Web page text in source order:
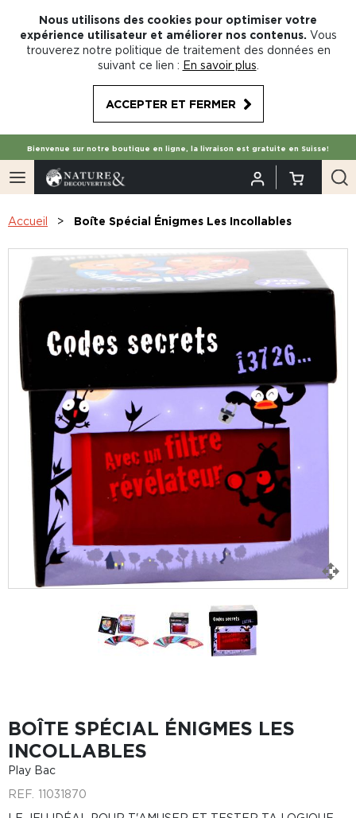
Nous utilisons des cookies pour optimiser votre
expérience utilisateur et améliorer nos contenus. Vous
trouverez notre politique de traitement des données en
suivant ce lien : En savoir plus
ACCEPTER ET FERMER
Bienvenue sur notre boutique en ligne, la livraison est gratuite en Suisse!
Accueil Boîte Spécial Énigmes Les Incollables
BOÎTE SPÉCIAL ÉNIGMES LES
INCOLLABLES
Play Bac
REF. 11031870